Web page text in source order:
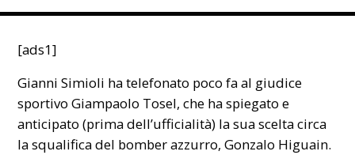
[ads1]
Gianni Simioli ha telefonato poco fa al giudice
sportivo Giampaolo Tosel, che ha spiegato e
anticipato (prima dell’ufficialità) la sua scelta circa
la squalifica del bomber azzurro, Gonzalo Higuain.